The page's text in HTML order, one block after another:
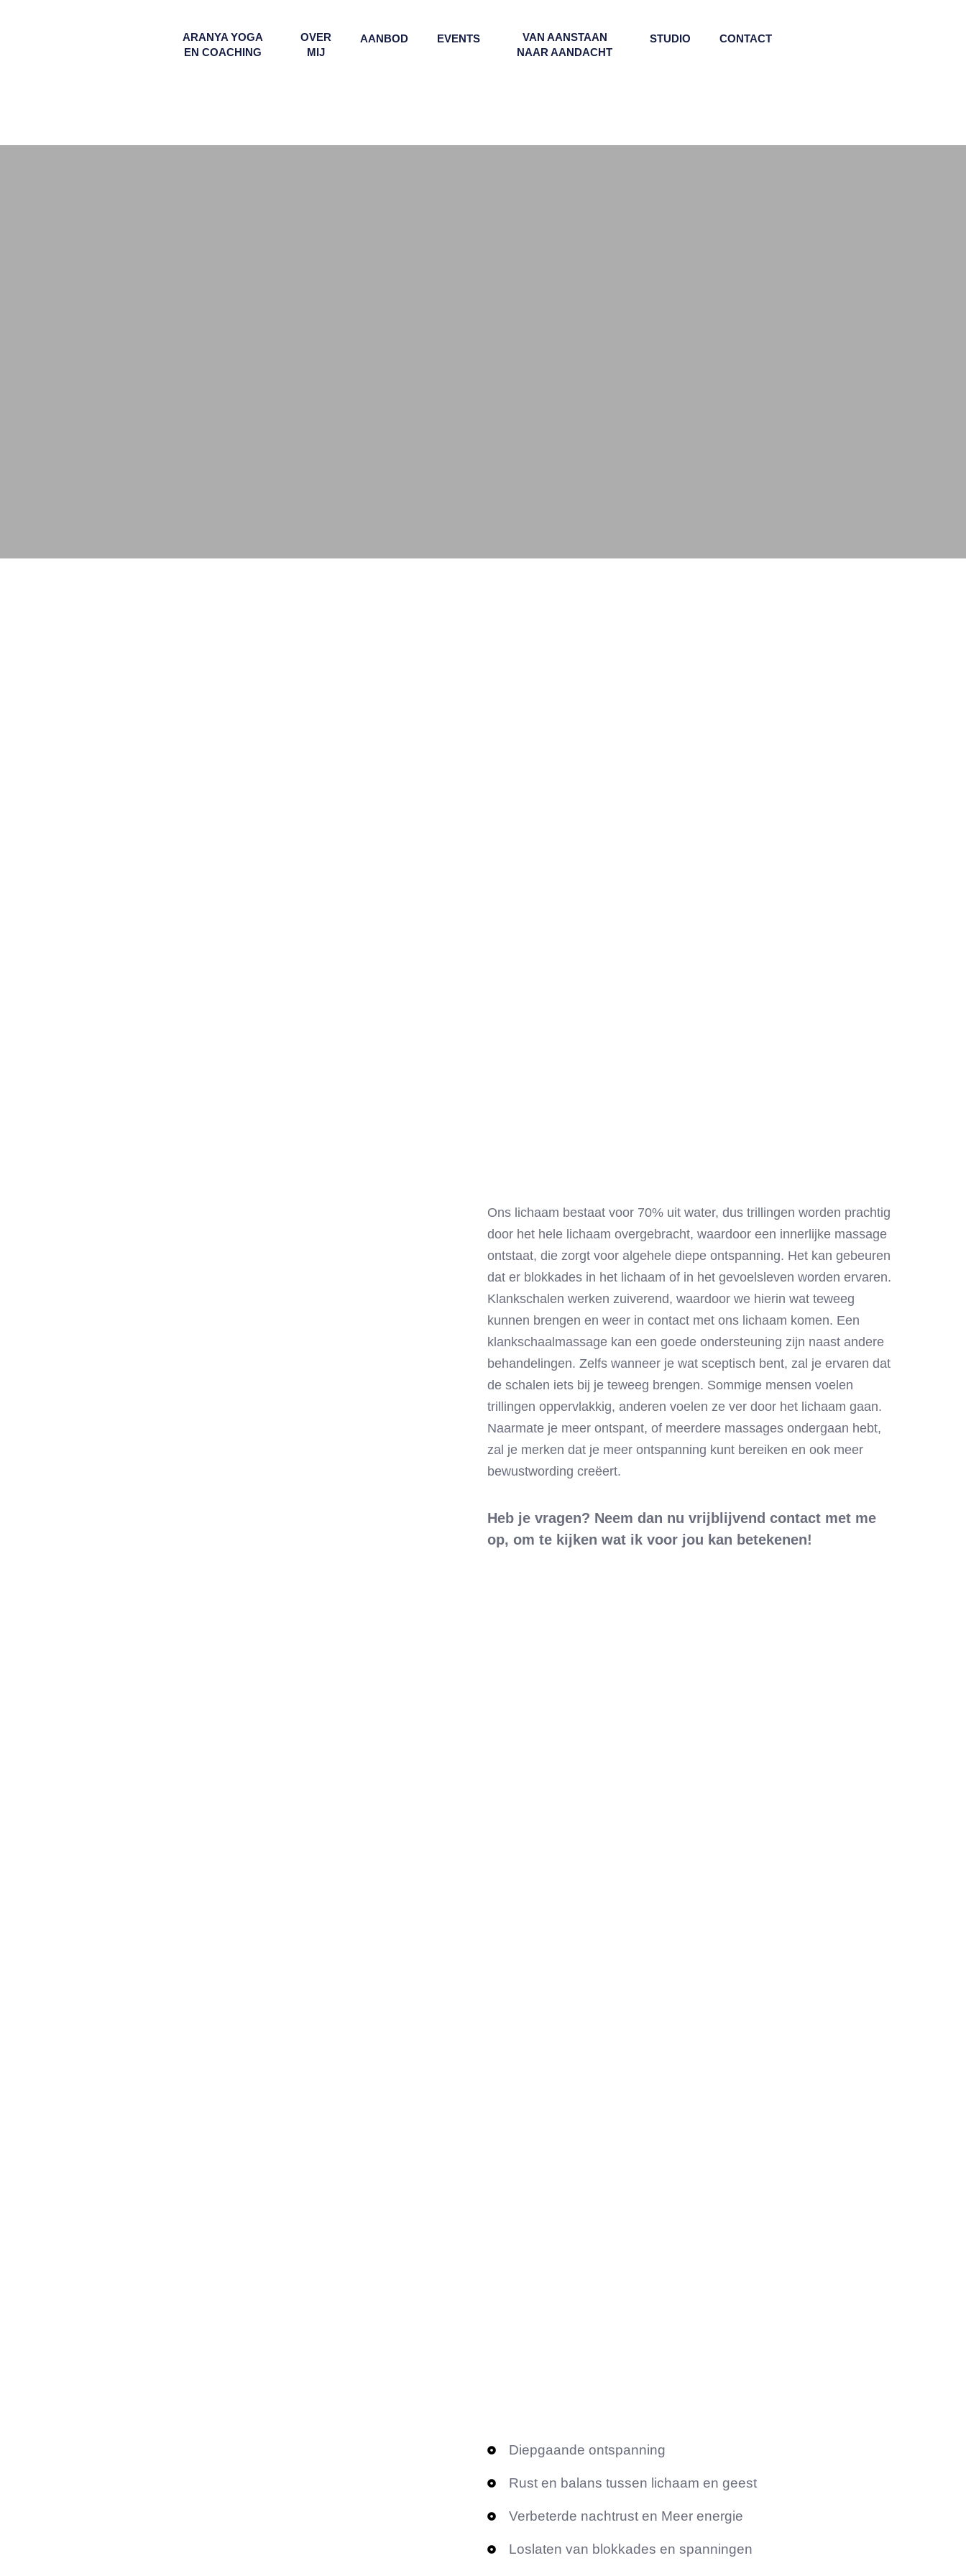
ARANYA YOGA
EN COACHING
OVER
MIJ
AANBOD EVENTS
VAN AANSTAAN
NAAR AANDACHT
STUDIO CONTACT
Ons lichaam bestaat voor 70% uit water, dus trillingen worden prachtig
door het hele lichaam overgebracht, waardoor een innerlijke massage
ontstaat, die zorgt voor algehele diepe ontspanning. Het kan gebeuren
dat er blokkades in het lichaam of in het gevoelsleven worden ervaren.
Klankschalen werken zuiverend, waardoor we hierin wat teweeg
kunnen brengen en weer in contact met ons lichaam komen. Een
klankschaalmassage kan een goede ondersteuning zijn naast andere
behandelingen. Zelfs wanneer je wat sceptisch bent, zal je ervaren dat
de schalen iets bij je teweeg brengen. Sommige mensen voelen
trillingen oppervlakkig, anderen voelen ze ver door het lichaam gaan.
Naarmate je meer ontspant, of meerdere massages ondergaan hebt,
zal je merken dat je meer ontspanning kunt bereiken en ook meer
bewustwording creëert.
Heb je vragen? Neem dan nu vrijblijvend contact met me
op, om te kijken wat ik voor jou kan betekenen!
Diepgaande ontspanning
Rust en balans tussen lichaam en geest
Verbeterde nachtrust en Meer energie
Loslaten van blokkades en spanningen